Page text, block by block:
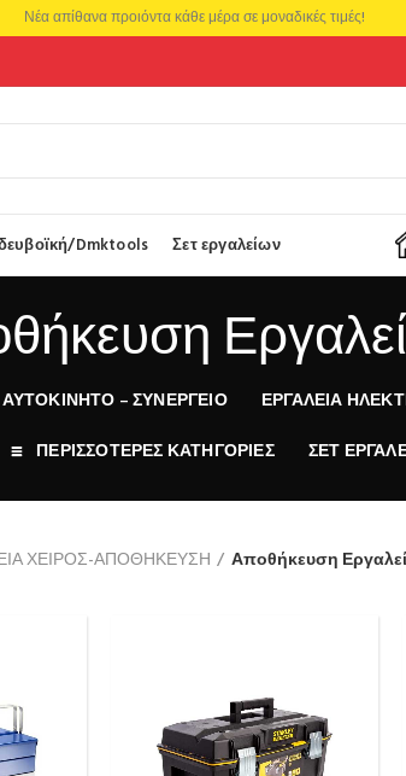
Dmktools Σετ εργαλείων
ΑΥΤΟΚΙΝΗΤΟ – ΣΥΝΕΡΓΕΙΟ ΕΡΓΑΛΕΊΑ
ΠΕΡΙΣΣΟΤΕΡΕΣ ΚΑΤΗΓΟΡΙΕΣ ΣΕΤ
ΧΕΙΡΟΣ-ΑΠΟΘΗΚΕΥΣΗ Αποθήκευση
Νέα απίθανα προιόντα κάθε μέρα σε μοναδικές τιμές!